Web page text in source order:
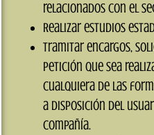
relacionados con el
Realizar estudios
Tramitar encargos,
petición que sea
cualquiera de las
a disposición del
compañía.